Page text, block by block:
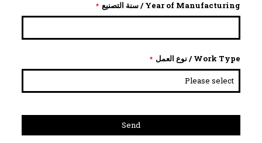
Year of Manufacturing / سنة التصنيع *
Work Type / نوع العمل *
Send